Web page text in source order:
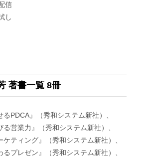
信
し
著書一覧 8冊
るPDCA』（秀和システム新社）、
る営業力』（秀和システム新社）、
ケティング』（秀和システム新社）、
るプレゼン』（秀和システム新社）、